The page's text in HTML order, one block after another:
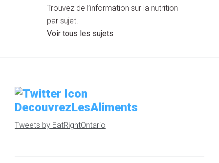
Trouvez de l’information sur la nutrition
par sujet.
Voir tous les sujets
DecouvrezLesAliments
Tweets by EatRightOntario